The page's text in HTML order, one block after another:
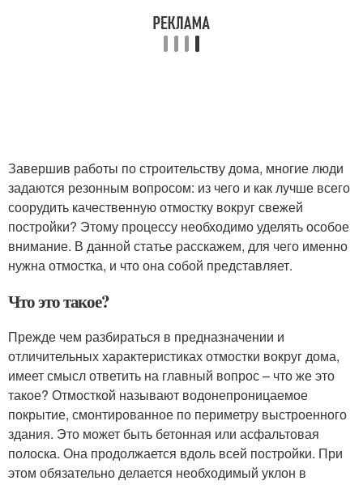
Завершив работы по строительству дома, многие люди
задаются резонным вопросом: из чего и как лучше всего
соорудить качественную отмостку вокруг свежей
постройки? Этому процессу необходимо уделять особое
внимание. В данной статье расскажем, для чего именно
нужна отмостка, и что она собой представляет.
Что это такое?
Прежде чем разбираться в предназначении и
отличительных характеристиках отмостки вокруг дома,
имеет смысл ответить на главный вопрос – что же это
такое? Отмосткой называют водонепроницаемое
покрытие, смонтированное по периметру выстроенного
здания. Это может быть бетонная или асфальтовая
полоска. Она продолжается вдоль всей постройки. При
этом обязательно делается необходимый уклон в